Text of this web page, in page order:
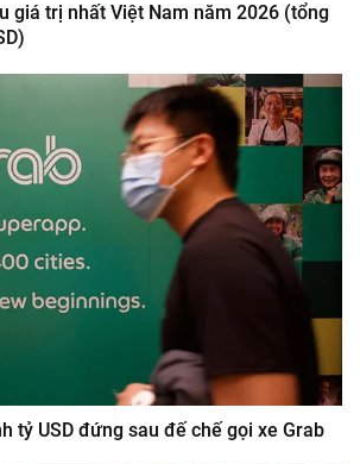
giá trị nhất Việt Nam năm 2026 (tổng
tỷ USD đứng sau đế chế gọi xe Grab